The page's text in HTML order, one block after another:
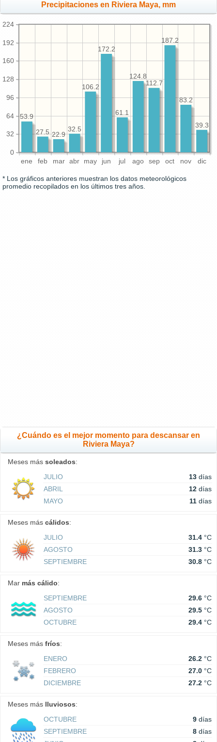
Precipitaciones en Riviera Maya, mm
ene feb mar abr may jun jul ago sep oct nov dic
0
32
64
96
128
160
192
224
39.3
83.2
187.2
112.7
124.8
61.1
172.2
106.2
32.5
22.9
27.5
53.9
* Los gráficos anteriores muestran los datos meteorológicos
promedio recopilados en los últimos tres años.
¿Cuándo es el mejor momento para descansar en
Riviera Maya?
Meses más soleados:
JULIO
13 días
ABRIL
12 días
MAYO
11 días
Meses más cálidos:
JULIO
31.4 °C
AGOSTO
31.3 °C
SEPTIEMBRE
30.8 °C
Mar más cálido:
SEPTIEMBRE
29.6 °C
AGOSTO
29.5 °C
OCTUBRE
29.4 °C
Meses más fríos:
ENERO
26.2 °C
FEBRERO
27.0 °C
DICIEMBRE
27.2 °C
Meses más lluviosos:
OCTUBRE
9 días
SEPTIEMBRE
8 días